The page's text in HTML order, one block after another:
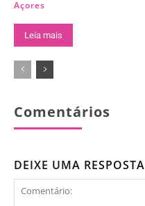
Açores
Leia mais
Comentários
DEIXE UMA RESPOSTA